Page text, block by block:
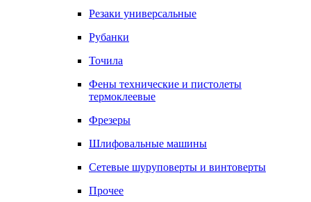
Резаки универсальные
Рубанки
Точила
Фены технические и пистолеты
термоклеевые
Фрезеры
Шлифовальные машины
Сетевые шуруповерты и винтоверты
Прочее